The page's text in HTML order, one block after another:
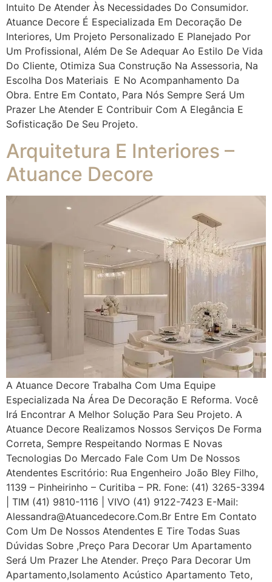
Intuito De Atender Às Necessidades Do Consumidor.
Atuance Decore É Especializada Em Decoração De
Interiores, Um Projeto Personalizado E Planejado Por
Um Profissional, Além De Se Adequar Ao Estilo De Vida
Do Cliente, Otimiza Sua Construção Na Assessoria, Na
Escolha Dos Materiais E No Acompanhamento Da
Obra. Entre Em Contato, Para Nós Sempre Será Um
Prazer Lhe Atender E Contribuir Com A Elegância E
Sofisticação De Seu Projeto.
Arquitetura E Interiores –
Atuance Decore
A Atuance Decore Trabalha Com Uma Equipe
Especializada Na Área De Decoração E Reforma. Você
Irá Encontrar A Melhor Solução Para Seu Projeto. A
Atuance Decore Realizamos Nossos Serviços De Forma
Correta, Sempre Respeitando Normas E Novas
Tecnologias Do Mercado Fale Com Um De Nossos
Atendentes Escritório: Rua Engenheiro João Bley Filho,
1139 – Pinheirinho – Curitiba – PR. Fone: (41) 3265-3394
| TIM (41) 9810-1116 | VIVO (41) 9122-7423 E-Mail:
Alessandra@atuancedecore.com.br Entre Em Contato
Com Um De Nossos Atendentes E Tire Todas Suas
Dúvidas Sobre ,Preço Para Decorar Um Apartamento
Será Um Prazer Lhe Atender. Preço Para Decorar Um
Apartamento,Isolamento Acústico Apartamento Teto,